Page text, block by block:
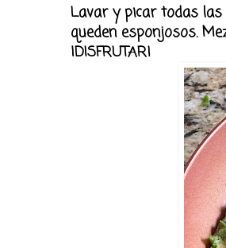
Lavar y picar todas las
queden esponjosos.
¡DISFRUTAR!